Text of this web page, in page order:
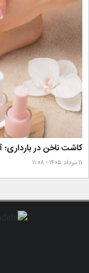
کاشت ناخن در بارداری؛
۱۱ مرداد ۱۴۰۵ - ۱۱:۰۸